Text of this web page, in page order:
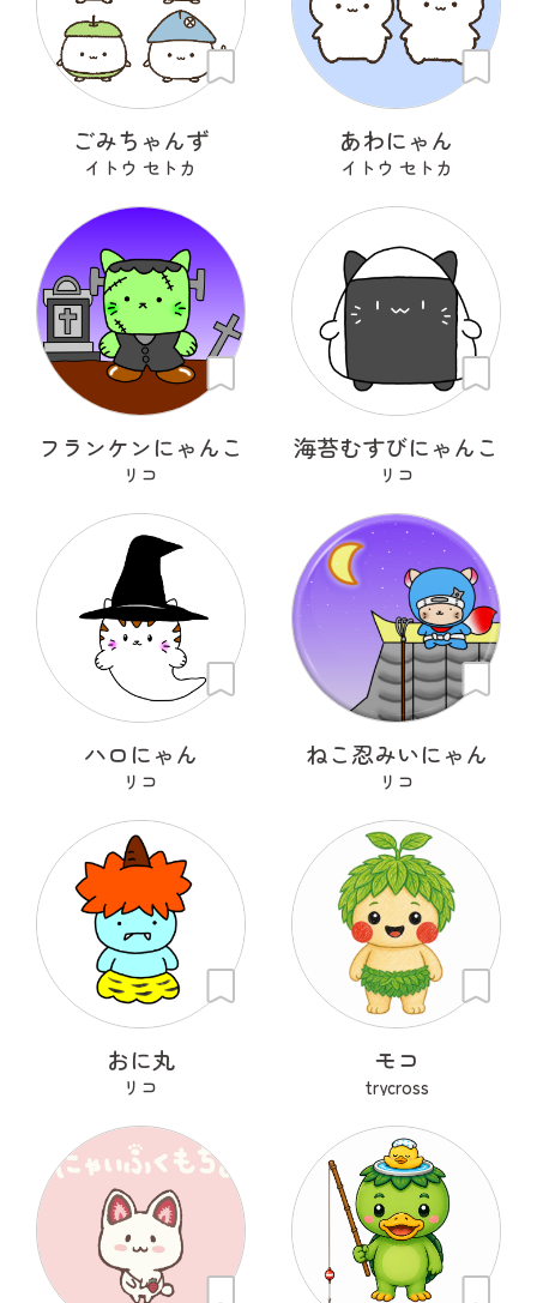
ごみちゃんず
イトウ セトカ
あわにゃん
イトウ セトカ
フランケンにゃんこ
リコ
海苔むすびにゃんこ
リコ
ハロにゃん
リコ
ねこ忍みいにゃん
リコ
おに丸
リコ
モコ
trycross